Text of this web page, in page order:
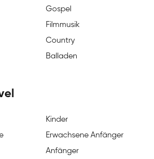
Gospel
Filmmusik
Country
Balladen
Kinder
Erwachsene Anfänger
Anfänger